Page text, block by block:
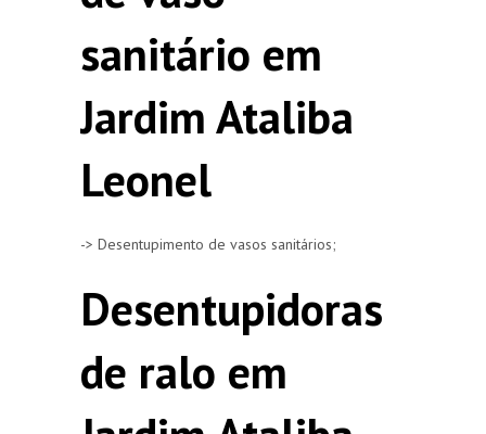
sanitário em
Jardim Ataliba
Leonel
-> Desentupimento de vasos sanitários;
Desentupidoras
de ralo em